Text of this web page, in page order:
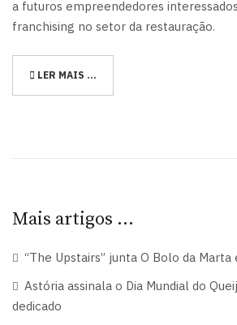
a futuros empreendedores
franchising no setor da restauração.
LER MAIS …
Mais artigos …
“The Upstairs” junta O Bolo da Marta
Astória assinala o Dia Mundial do
dedicado